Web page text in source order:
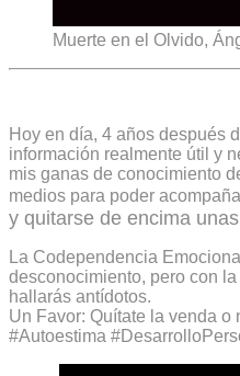
Muerte en el Olvido,
Hoy en día, 4 años después
información realmente útil y
mis ganas de conocimiento
medios para poder
y quitarse de encima
La Codependencia
desconocimiento, pero con
hallarás antídotos.
Un Favor: Quítate la venda o
#Autoestima